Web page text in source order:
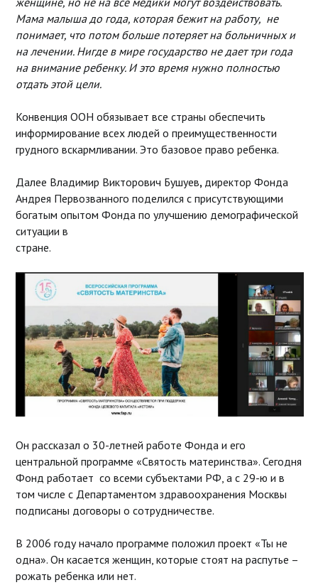
Мама малыша до года, которая бежит на работу, не
понимает, что потом больше потеряет на больничных и
на лечении. Нигде в мире государство не дает три года
на внимание ребенку. И это время нужно полностью
отдать этой цели.
Конвенция ООН обязывает все страны обеспечить
информирование всех людей о преимущественности
грудного вскармливании. Это базовое право ребенка.
Далее Владимир Викторович Бушуев, директор Фонда
Андрея Первозванного поделился с присутствующими
богатым опытом Фонда по улучшению демографической
ситуации в
стране.
Он рассказал о 30-летней работе Фонда и его
центральной программе «Святость материнства». Сегодня
Фонд работает со всеми субъектами РФ, а с 29-ю и в
том числе с Департаментом здравоохранения Москвы
подписаны договоры о сотрудничестве.
В 2006 году начало программе положил проект «Ты не
одна». Он касается женщин, которые стоят на распутье –
рожать ребенка или нет.